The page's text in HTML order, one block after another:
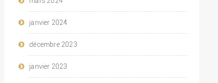
janvier 2024
décembre 2023
janvier 2023